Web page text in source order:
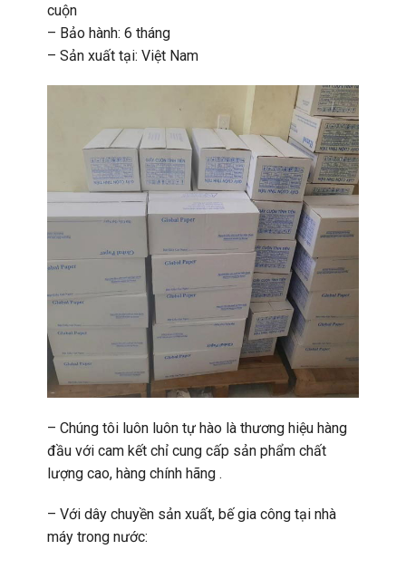
cuộn
– Bảo hành: 6 tháng
– Sản xuất tại: Việt Nam
– Chúng tôi luôn luôn tự hào là thương hiệu hàng
đầu với cam kết chỉ cung cấp sản phẩm chất
lượng cao, hàng chính hãng .
– Với dây chuyền sản xuất, bế gia công tại nhà
máy trong nước: